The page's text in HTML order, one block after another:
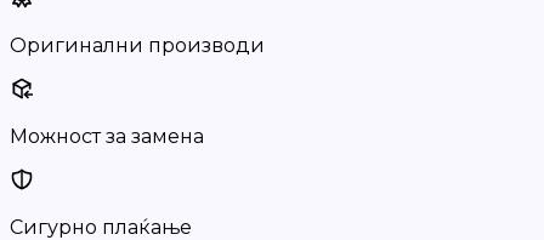
Оригинални производи
Можност за замена
Сигурно плаќање